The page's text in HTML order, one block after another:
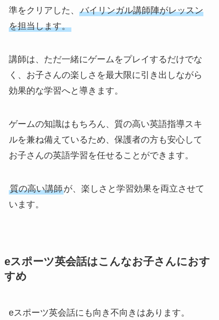
準をクリアした、 バイリンガル講師陣がレッスン
を担当します。
講師は、ただ一緒にゲームをプレイするだけでな
く、お子さんの楽しさを最大限に引き出しながら
効果的な学習へと導きます。
ゲームの知識はもちろん、質の高い英語指導スキ
ルを兼ね備えているため、保護者の方も安心して
お子さんの英語学習を任せることができます。
質の高い講師が、楽しさと学習効果を両立させて
います。
eスポーツ英会話はこんなお子さんにおす
すめ
eスポーツ英会話にも向き不向きはあります。